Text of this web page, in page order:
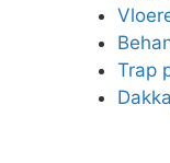
Trap